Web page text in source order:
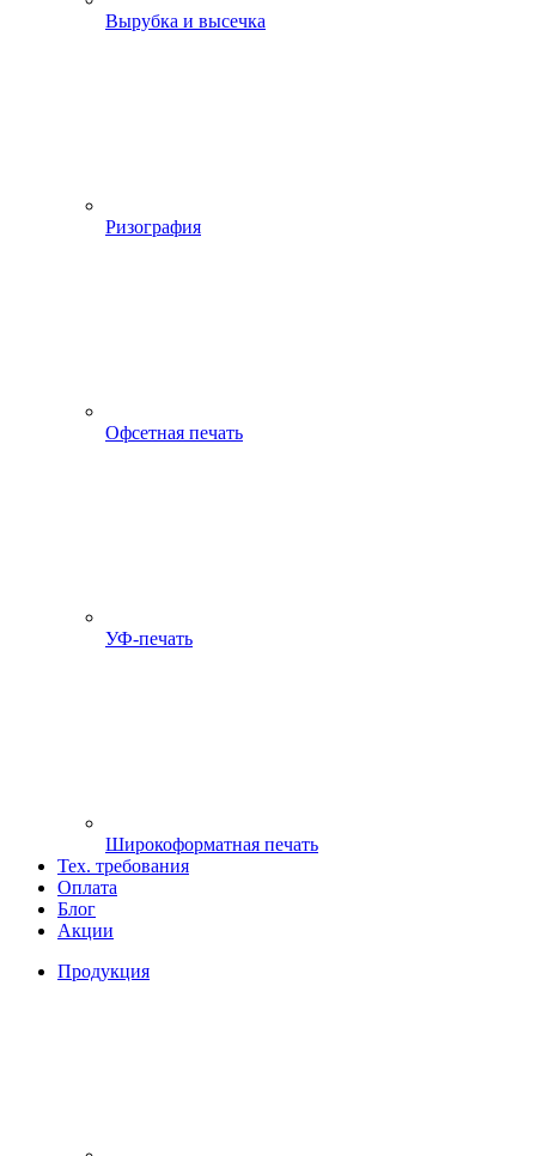
Вырубка и высечка
Ризография
Офсетная печать
УФ-печать
Широкоформатная печать
Тех. требования
Оплата
Блог
Акции
Продукция